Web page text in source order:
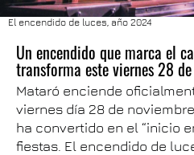
El encendido de luces, año 2024
Un encendido que marca el
transforma este viernes 28
Mataró enciende
viernes día 28 de
ha convertido en el “inicio
fiestas. El encendido de